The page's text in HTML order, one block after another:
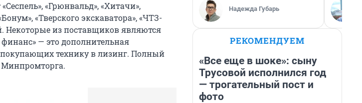
«Грюнвальд», «Хитачи»,
«Тверского экскаватора», «ЧТЗ-
Некоторые из поставщиков являются
— это дополнительная
технику в лизинг. Полный
Минпромторга.
Надежда Губарь
РЕКОМЕНДУЕМ
«Все еще в шоке»: сыну
Трусовой исполнился год
— трогательный пост и
фото